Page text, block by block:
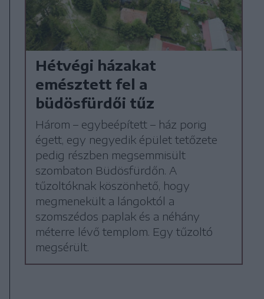
Hétvégi házakat
emésztett fel a
büdösfürdői tűz
Három – egybeépített – ház porig
égett, egy negyedik épület tetőzete
pedig részben megsemmisült
szombaton Büdösfürdőn. A
tűzoltóknak köszönhető, hogy
megmenekült a lángoktól a
szomszédos paplak és a néhány
méterre lévő templom. Egy tűzoltó
megsérült.